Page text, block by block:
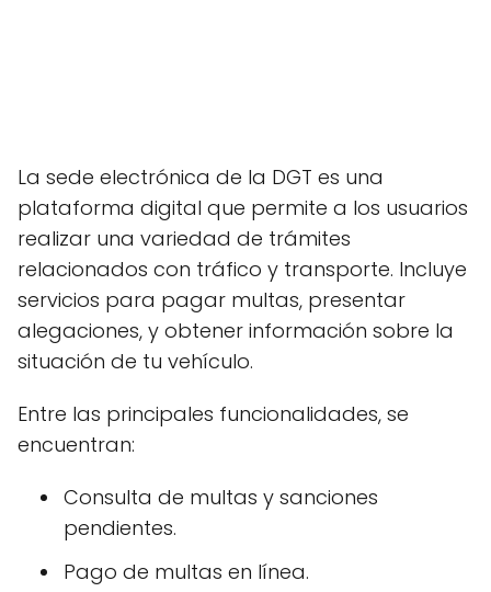
La sede electrónica de la DGT es una
plataforma digital que permite a los usuarios
realizar una variedad de trámites
relacionados con tráfico y transporte. Incluye
servicios para pagar multas, presentar
alegaciones, y obtener información sobre la
situación de tu vehículo.
Entre las principales funcionalidades, se
encuentran:
Consulta de multas y sanciones
pendientes.
Pago de multas en línea.